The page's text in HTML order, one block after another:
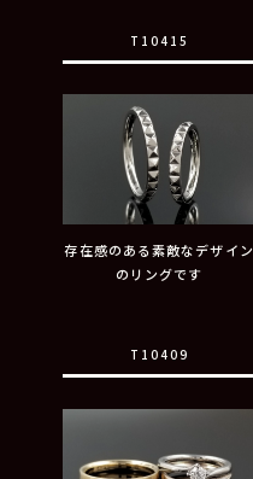
T10415
存在感のある素敵なデザイン
のリングです
T10409